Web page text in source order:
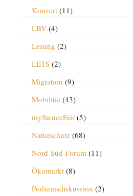
Konzert(11)
LBV(4)
Lesung (2)
LETS(2)
Migration (9)
Mobilität(43)
mySienceFair(5)
Naturschutz(68)
Nord-Süd-Forum(11)
Ökomarkt(8)
Podiumsdiskussion (2)